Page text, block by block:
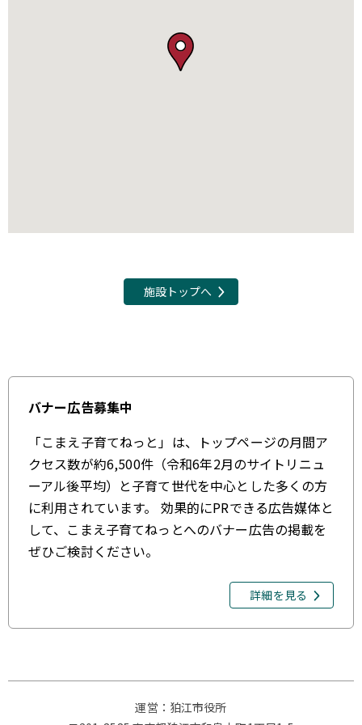
施設トップへ
バナー広告募集中
「こまえ子育てねっと」は、トップページの月間ア
クセス数が約6,500件（令和6年2月のサイトリニュ
ーアル後平均）と子育て世代を中心とした多くの方
に利用されています。 効果的にPRできる広告媒体と
して、こまえ子育てねっとへのバナー広告の掲載を
ぜひご検討ください。
詳細を見る
運営：狛江市役所